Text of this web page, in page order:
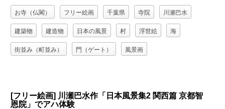
お寺（仏閣） フリー絵画 千葉県 寺院 川瀬巴水
建築物 建造物 日本の風景 村 浮世絵 海
街並み（町並み） 門（ゲート） 風景画
[フリー絵画] 川瀬巴水作「日本風景集2 関西篇 京都智
恩院」でアハ体験